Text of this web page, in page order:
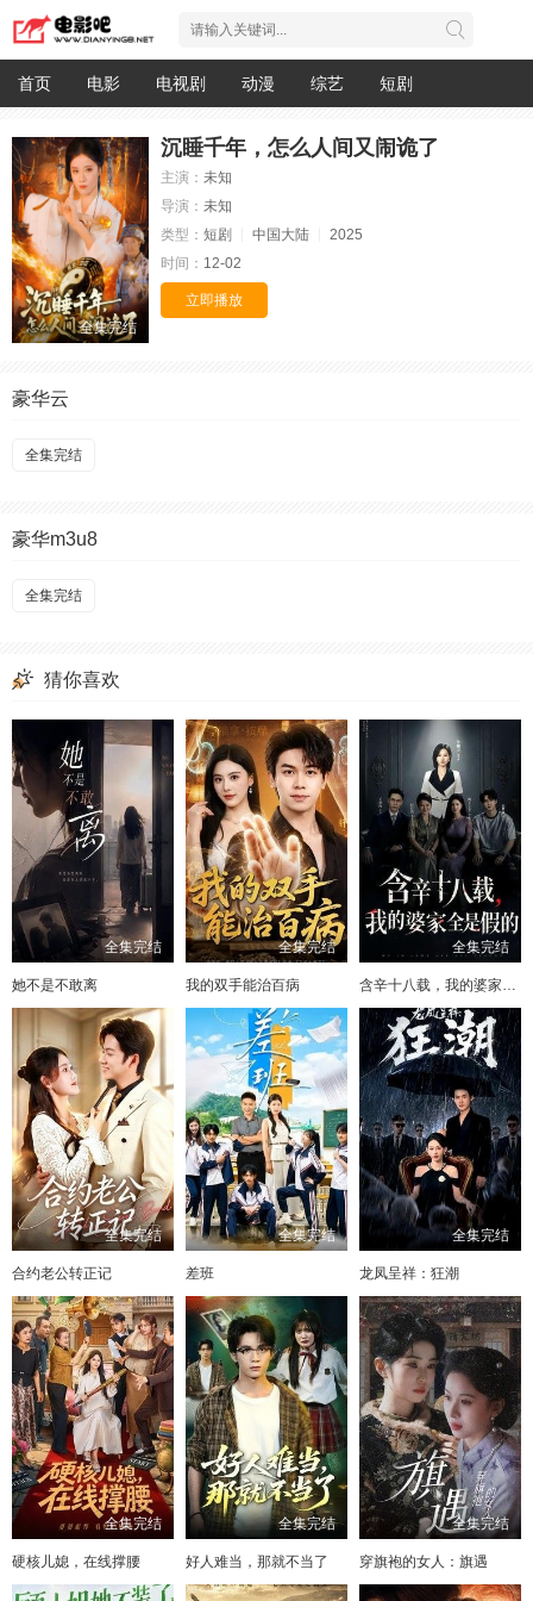
首页 电影 电视剧 动漫 综艺 短剧
全集完结
沉睡千年，怎么人间又闹诡了
主演： 未知
导演： 未知
类型： 短剧 中国大陆
2025
时间： 12-02
立即播放
豪华云
全集完结
豪华m3u8
全集完结
猜你喜欢
全集完结
她不是不敢离
全集完结
我的双手能治百病
全集完结
含辛十八载，我的婆家全是假的
全集完结
合约老公转正记
全集完结
差班
全集完结
龙凤呈祥：狂潮
全集完结
硬核儿媳，在线撑腰
全集完结
好人难当，那就不当了
全集完结
穿旗袍的女人：旗遇